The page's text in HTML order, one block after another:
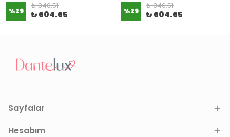
%29
₺ 846.51
₺ 604.65 %29
₺ 846.51
₺ 604.65
Sayfalar
Hesabım